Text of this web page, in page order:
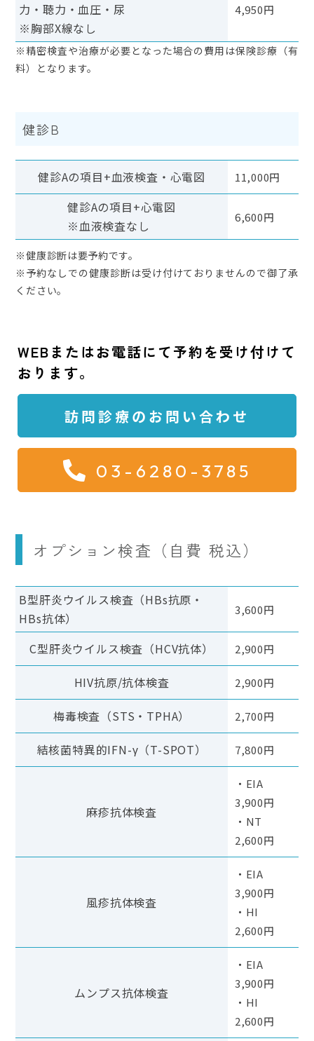
力・聴力・血圧・尿
※胸部X線なし
4,950円
※精密検査や治療が必要となった場合の費用は保険診療（有
料）となります。
健診B
健診Aの項目+血液検査・心電図 11,000円
健診Aの項目+心電図
※血液検査なし
6,600円
※健康診断は要予約です。
※予約なしでの健康診断は受け付けておりませんので御了承
ください。
WEBまたはお電話にて予約を受け付けて
おります。
訪問診療のお問い合わせ
03-6280-3785
オプション検査（自費 税込）
B型肝炎ウイルス検査（HBs抗原・
HBs抗体）
3,600円
C型肝炎ウイルス検査（HCV抗体） 2,900円
HIV抗原/抗体検査 2,900円
梅毒検査（STS・TPHA） 2,700円
結核菌特異的IFN-γ（T-SPOT） 7,800円
麻疹抗体検査
・EIA
3,900円
・NT
2,600円
風疹抗体検査
・EIA
3,900円
・HI
2,600円
ムンプス抗体検査
・EIA
3,900円
・HI
2,600円